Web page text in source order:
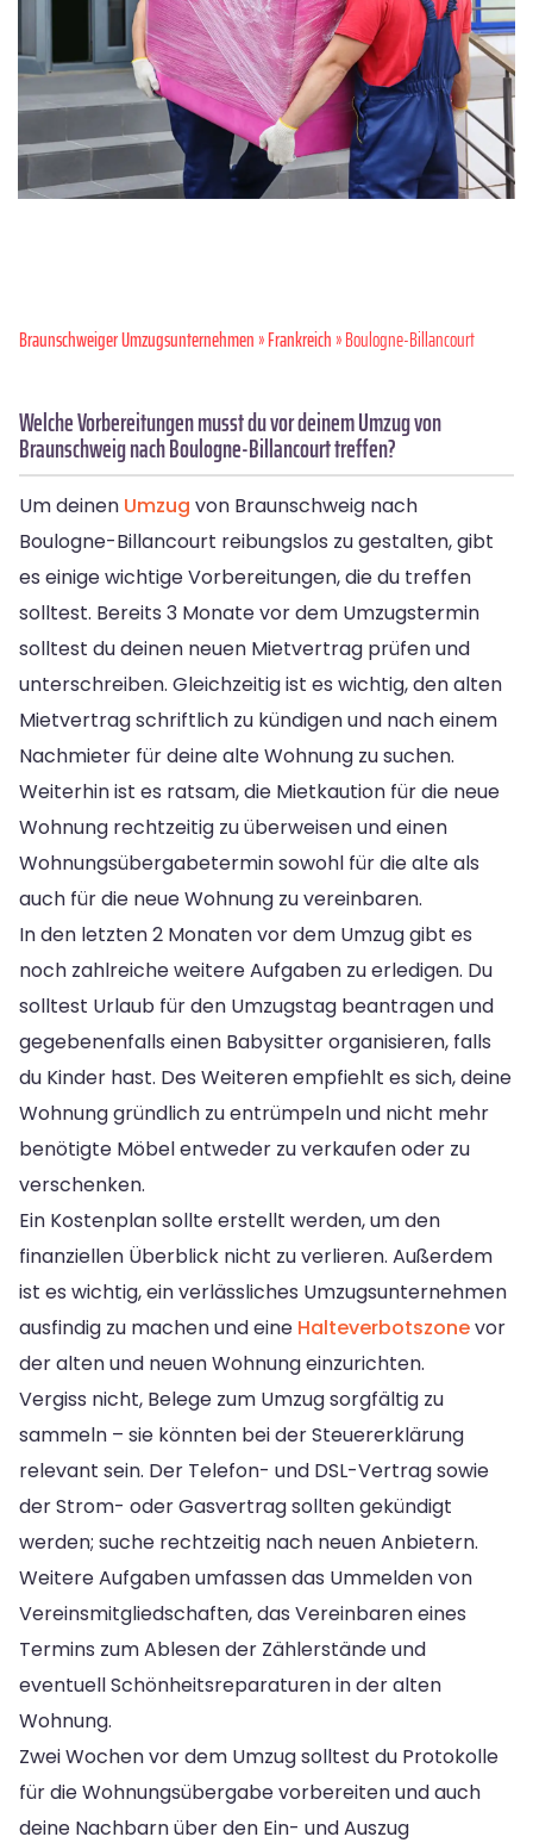
Braunschweiger Umzugsunternehmen»Frankreich» Boulogne-Billancourt
Welche Vorbereitungen musst du vor deinem Umzug von
Braunschweig nach Boulogne-Billancourt treffen?
Um deinen Umzug von Braunschweig nach
Boulogne-Billancourt reibungslos zu gestalten, gibt
es einige wichtige Vorbereitungen, die du treffen
solltest. Bereits 3 Monate vor dem Umzugstermin
solltest du deinen neuen Mietvertrag prüfen und
unterschreiben. Gleichzeitig ist es wichtig, den alten
Mietvertrag schriftlich zu kündigen und nach einem
Nachmieter für deine alte Wohnung zu suchen.
Weiterhin ist es ratsam, die Mietkaution für die neue
Wohnung rechtzeitig zu überweisen und einen
Wohnungsübergabetermin sowohl für die alte als
auch für die neue Wohnung zu vereinbaren.
In den letzten 2 Monaten vor dem Umzug gibt es
noch zahlreiche weitere Aufgaben zu erledigen. Du
solltest Urlaub für den Umzugstag beantragen und
gegebenenfalls einen Babysitter organisieren, falls
du Kinder hast. Des Weiteren empfiehlt es sich, deine
Wohnung gründlich zu entrümpeln und nicht mehr
benötigte Möbel entweder zu verkaufen oder zu
verschenken.
Ein Kostenplan sollte erstellt werden, um den
finanziellen Überblick nicht zu verlieren. Außerdem
ist es wichtig, ein verlässliches Umzugsunternehmen
ausfindig zu machen und eine Halteverbotszonevor
der alten und neuen Wohnung einzurichten.
Vergiss nicht, Belege zum Umzug sorgfältig zu
sammeln – sie könnten bei der Steuererklärung
relevant sein. Der Telefon- und DSL-Vertrag sowie
der Strom- oder Gasvertrag sollten gekündigt
werden; suche rechtzeitig nach neuen Anbietern.
Weitere Aufgaben umfassen das Ummelden von
Vereinsmitgliedschaften, das Vereinbaren eines
Termins zum Ablesen der Zählerstände und
eventuell Schönheitsreparaturen in der alten
Wohnung.
Zwei Wochen vor dem Umzug solltest du Protokolle
für die Wohnungsübergabe vorbereiten und auch
deine Nachbarn über den Ein- und Auszug